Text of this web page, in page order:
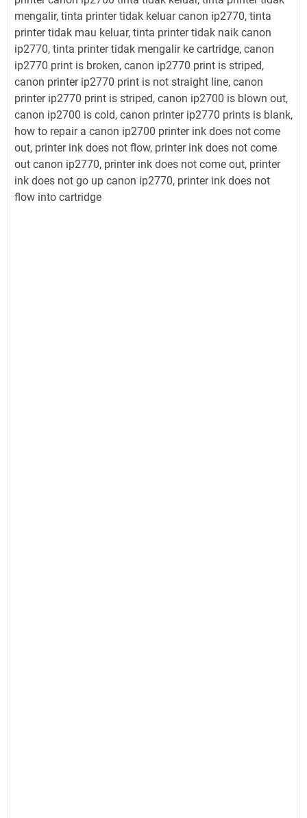
mengalir, tinta printer tidak keluar canon ip2770, tinta
printer tidak mau keluar, tinta printer tidak naik canon
ip2770, tinta printer tidak mengalir ke cartridge, canon
ip2770 print is broken, canon ip2770 print is striped,
canon printer ip2770 print is not straight line, canon
printer ip2770 print is striped, canon ip2700 is blown out,
canon ip2700 is cold, canon printer ip2770 prints is blank,
how to repair a canon ip2700 printer ink does not come
out, printer ink does not flow, printer ink does not come
out canon ip2770, printer ink does not come out, printer
ink does not go up canon ip2770, printer ink does not
flow into cartridge